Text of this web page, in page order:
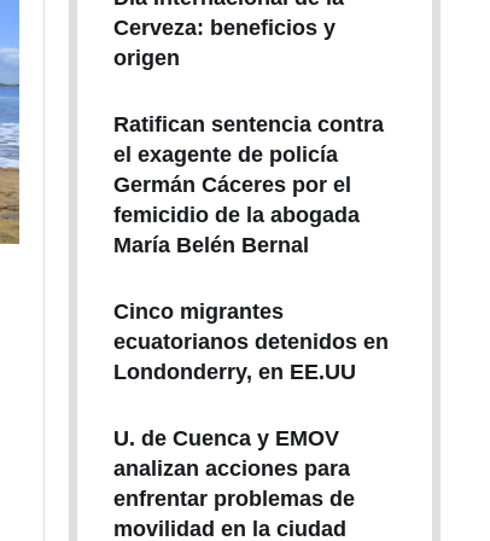
Cerveza: beneficios y
origen
Ratifican sentencia contra
el exagente de policía
Germán Cáceres por el
femicidio de la abogada
María Belén Bernal
Cinco migrantes
ecuatorianos detenidos en
Londonderry, en EE.UU
U. de Cuenca y EMOV
analizan acciones para
enfrentar problemas de
movilidad en la ciudad